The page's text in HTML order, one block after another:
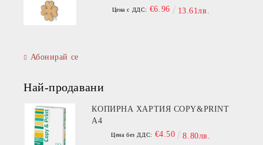
Цена с ДДС: €6.96 13.61лв.
Абонирай се
Най-продавани
КОПИРНА ХАРТИЯ COPY&PRINT
A4
Цена без ДДС: €4.50 8.80лв.